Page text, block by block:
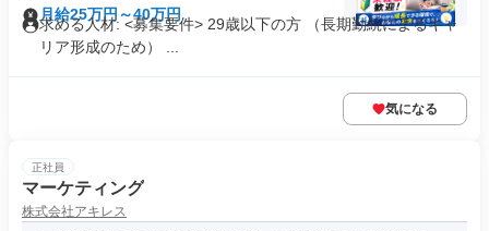
月給25万円～40万円
求める人材: <募集要件> 29歳以下の方 （長期勤続によるキャ
リア形成のため） ...
気になる
正社員
マーケティング
株式会社アキレス